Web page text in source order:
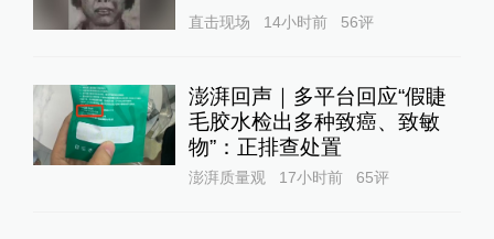
直击现场 14小时前 56评
澎湃回声｜多平台回应“假睫
毛胶水检出多种致癌、致敏
物”：正排查处置
澎湃质量观 17小时前 65评